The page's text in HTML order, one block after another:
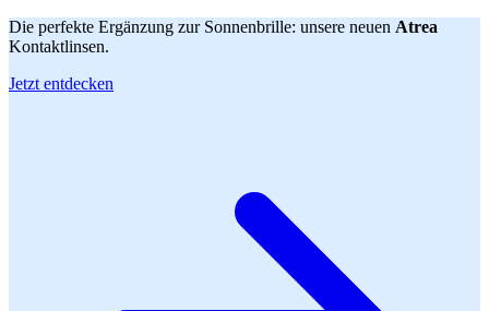
Die perfekte Ergänzung zur Sonnenbrille: unsere neuen Atrea
Kontaktlinsen.
Jetzt entdecken